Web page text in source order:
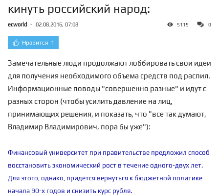
кинуть российский народ:
ecworld - 02.08.2016, 07:08 5115 0
Нравится 1
Замечательные люди продолжают лоббировать свои идеи
для получения необходимого объема средств под распил.
Информационные поводы "совершенно разные" и идут с
разных сторон (чтобы усилить давление на лиц,
принимающих решения, и показать, что "все так думают,
Владимир Владимирович, пора бы уже"):
Финансовый университет при правительстве предложил способ
восстановить экономический рост в течение одного-двух лет.
Для этого, однако, придется вернуться к бюджетной политике
начала 90-х годов и снизить курс рубля.